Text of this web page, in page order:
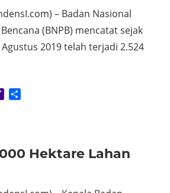
– Badan Nasional
(BNPB) mencatat sejak
2019 telah terjadi 2.524
Yahoo
Hektare Lahan